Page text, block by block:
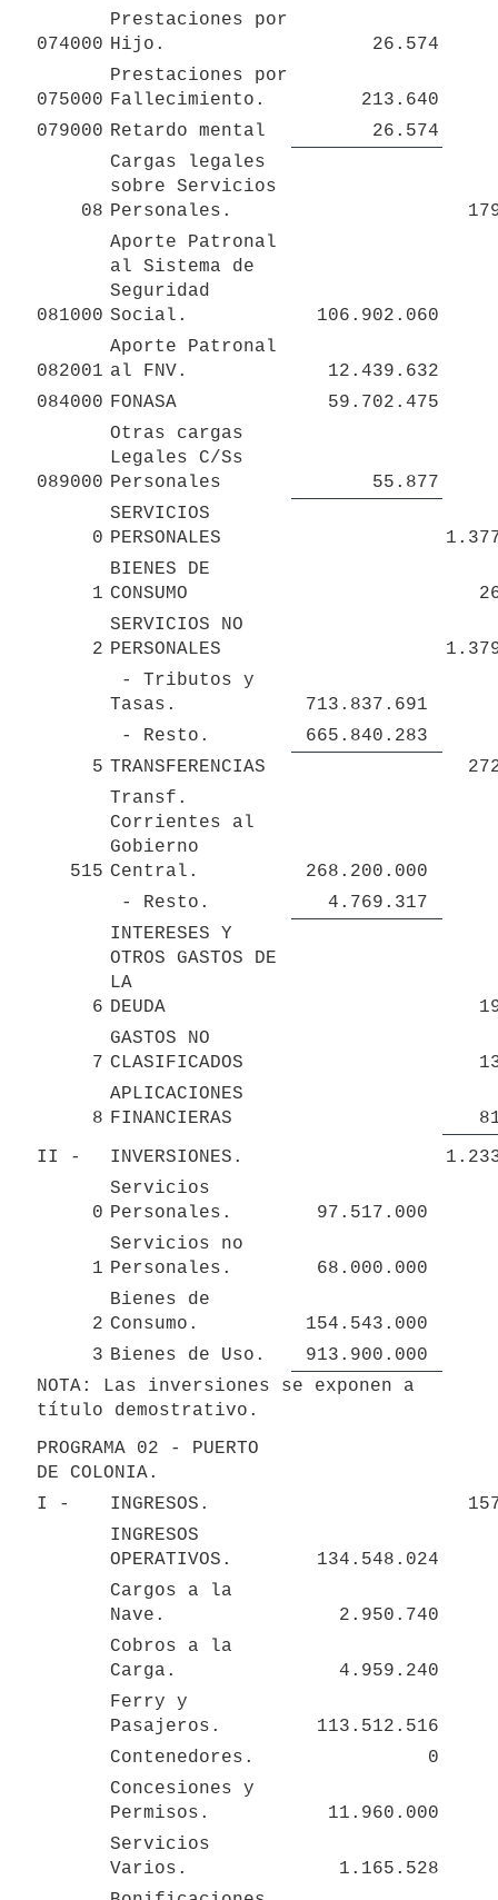
074000
Prestaciones por
Hijo.
26.574
075000
Prestaciones por
Fallecimiento.
213.640
079000 Retardo mental 26.574
08
Cargas legales
sobre Servicios
Personales.
081000
Aporte Patronal
al Sistema de
Seguridad
Social.
106.902.060
082001
Aporte Patronal
al FNV.
12.439.632
084000 FONASA 59.702.475
089000
Otras cargas
Legales C/Ss
Personales
55.877
0
SERVICIOS
PERSONALES
1
BIENES DE
CONSUMO
2
SERVICIOS NO
PERSONALES
Tasas.
713.837.691
- Resto.
665.840.283
5 TRANSFERENCIAS
515
Transf.
Corrientes al
Gobierno
Central.
268.200.000
- Resto.
4.769.317
6
INTERESES Y
OTROS GASTOS DE
LA
DEUDA
7
GASTOS NO
CLASIFICADOS
8
APLICACIONES
FINANCIERAS
II -
INVERSIONES.
0
Servicios
Personales.
97.517.000
1
Servicios no
Personales.
68.000.000
2
Bienes de
Consumo.
154.543.000
3 Bienes de Uso.
913.900.000
NOTA: Las inversiones se exponen a
título demostrativo.
PROGRAMA 02 - PUERTO
DE COLONIA.
I -
INGRESOS.
INGRESOS
OPERATIVOS.
134.548.024
Cargos a la
Nave.
2.950.740
Cobros a la
Carga.
4.959.240
Ferry y
Pasajeros.
113.512.516
Contenedores.
0
Concesiones y
Permisos.
11.960.000
Servicios
Varios.
1.165.528